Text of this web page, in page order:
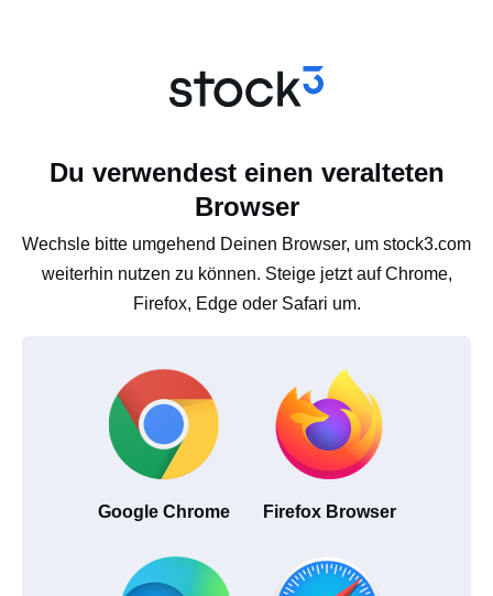
Du verwendest einen veralteten
Browser
Wechsle bitte umgehend Deinen Browser, um stock3.com
weiterhin nutzen zu können. Steige jetzt auf Chrome,
Firefox, Edge oder Safari um.
Google Chrome Firefox Browser